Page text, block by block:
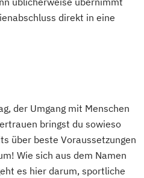
direkt in eine
der Umgang mit Menschen
bringst du sowieso
über beste Voraussetzungen
Wie sich aus dem Namen
es hier darum, sportliche